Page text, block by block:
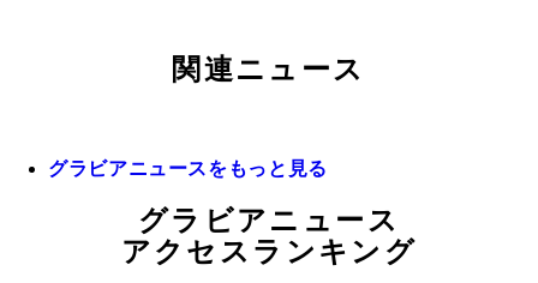
関連ニュース
グラビアニュースをもっと見る
グラビアニュース
アクセスランキング